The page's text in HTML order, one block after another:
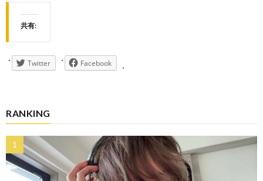
共有:
Twitter Facebook
RANKING